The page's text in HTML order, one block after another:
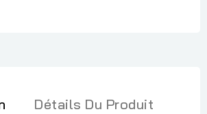
Détails Du Produit